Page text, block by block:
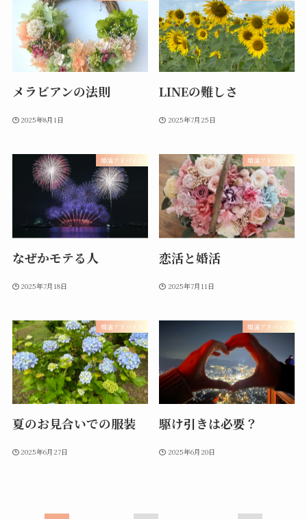
メラビアンの法則
2025年8月1日
LINEの難しさ
2025年7月25日
婚活アドバイス
なぜかモテる人
2025年7月18日
婚活アドバイス
恋活と婚活
2025年7月11日
婚活アドバイス
夏のお見合いでの服装
2025年6月27日
婚活アドバイス
駆け引きは必要？
2025年6月20日